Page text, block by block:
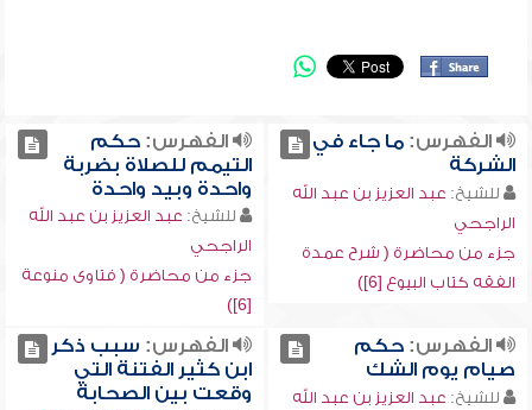
الفهرس:ما جاء في
الشركة
للشيخ: عبد العزيز بن عبد الله
الراجحي
جزء من محاضرة ( شرح عمدة
الفقه كتاب البيوع [6])
الفهرس:حكم
التيمم للصلاة بضربة
واحدة وبيد واحدة
للشيخ: عبد العزيز بن عبد الله
الراجحي
جزء من محاضرة ( فتاوى منوعة
[6])
الفهرس:حكم
صيام يوم الشك
للشيخ: عبد العزيز بن عبد الله
الفهرس: سبب ذكر
ابن كثير الفتنة التي
وقعت بين الصحابة